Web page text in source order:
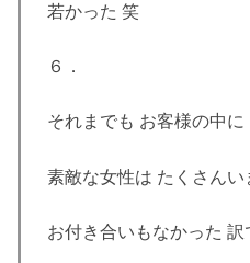
若かった 笑
６．
それまでも お客様の中に
素敵な女性は たくさんい
お付き合いもなかった